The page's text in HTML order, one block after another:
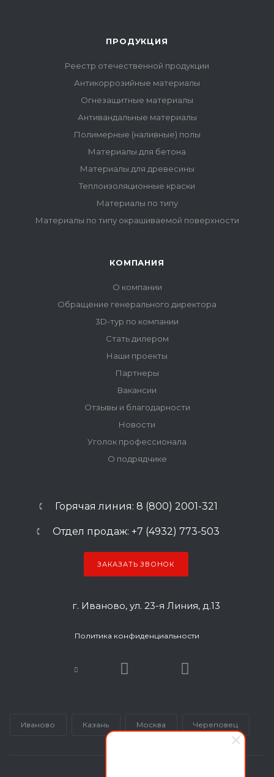
ПРОДУКЦИЯ
Реестр отечественной продукции
Антикоррозийные материалы
Огнезащитные материалы
Антивандальные материалы
Полимерные (наливные) полы
Материалы для бетона
Материалы для древесины
Теплоизоляционные краски
Материалы по типу
Материалы по типу окрашиваемой поверхности
КОМПАНИЯ
О компании
Обращение генерального директора
3D-тур по компании
Стать дилером
Наши проекты
Партнеры
Вакансии
Отзывы и благодарности
Новости
Уголок профессионала
О подрядчике
Горячая линия: 8 (800) 2001-321
Отдел продаж: +7 (4932) 773-503
ЗАКАЗАТЬ ЗВОНОК
г. Иваново, ул. 23-я Линия, д.13
Политика конфиденциальности
Иваново Казань Москва Череповец